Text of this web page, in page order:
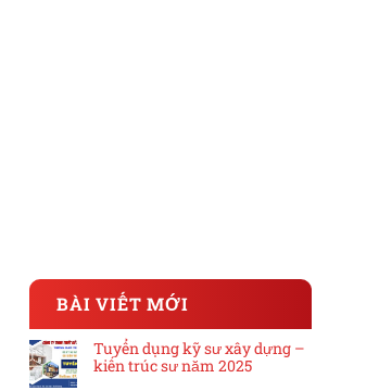
BÀI VIẾT MỚI
Tuyển dụng kỹ sư xây dựng –
kiến trúc sư năm 2025